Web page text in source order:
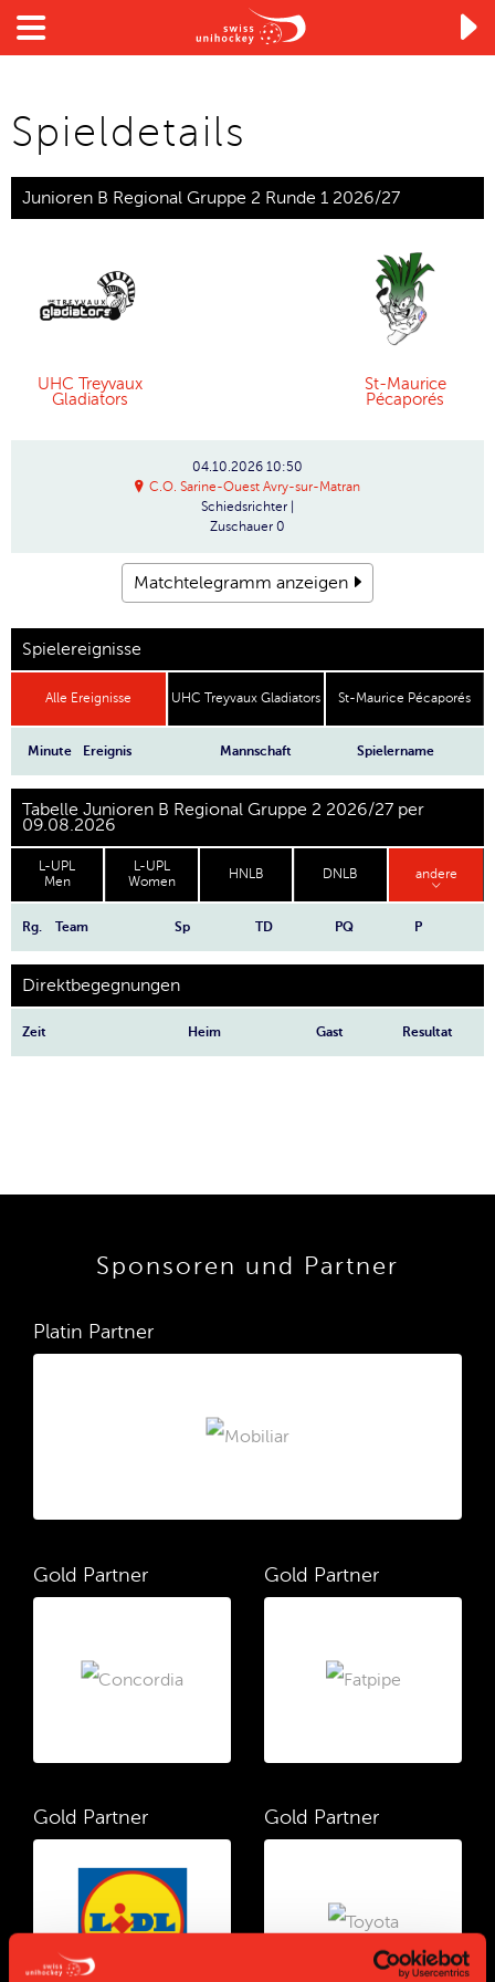

Spieldetails
Junioren B Regional Gruppe 2 Runde 1 2026/27
UHC Treyvaux
Gladiators
St-Maurice
Pécaporés
04.10.2026 10:50
C.O. Sarine-Ouest Avry-sur-Matran
Schiedsrichter
Zuschauer 0
Matchtelegramm anzeigen
Spielereignisse
Alle Ereignisse UHC Treyvaux Gladiators St-Maurice Pécaporés
Minute Ereignis Mannschaft Spielername
Tabelle Junioren B Regional Gruppe 2 2026/27 per
09.08.2026
L-UPL
Men
L-UPL
Women
HNLB DNLB andere
Rg. Team Sp TD PQ P
Direktbegegnungen
Zeit Heim Gast Resultat
Sponsoren und Partner
Platin Partner
Gold Partner Gold Partner
Gold Partner Gold Partner